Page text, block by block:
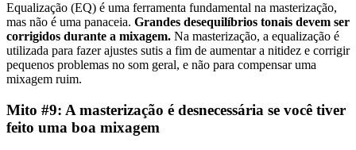
Equalização (EQ) é uma ferramenta fundamental na masterização,
mas não é uma panaceia. Grandes desequilíbrios tonais devem ser
corrigidos durante a mixagem. Na masterização, a equalização é
utilizada para fazer ajustes sutis a fim de aumentar a nitidez e corrigir
pequenos problemas no som geral, e não para compensar uma
mixagem ruim.
Mito #9: A masterização é desnecessária se você tiver
feito uma boa mixagem